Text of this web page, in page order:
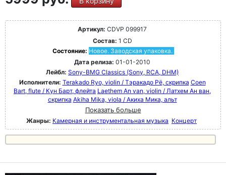
Артикул: CDVP 099917
Состав: 1 CD
Состояние: Новое. Заводская упаковка.
Дата релиза: 01-01-2010
Лейбл: Sony-BMG Classics (Sony, RCA, DHM)
Исполнители: Terakado Ryo, violin / Тэракадо Рё, скрипка Coen
Bart, flute / Кун Барт, флейта Laethem An van, violin / Латхем Ан ван,
скрипка Akiha Mika, viola / Акиха Мика, альт
Показать больше
Жанры: Камерная и инструментальная музыка Концерт